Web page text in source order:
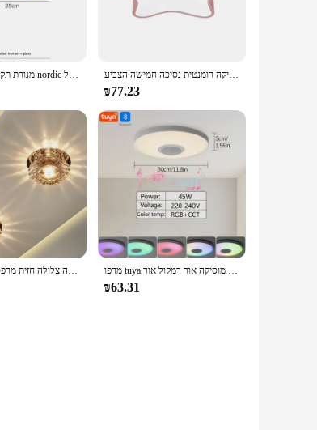
that meets the needs of both residential and
מנורת תקרה זכוכית וינטג nordic הוביל g9 מנורות קיר למרפסת כניסה אור ארון ארון כניסה אור מזדרון מנורת מקרונים מעטבל אורות ילדים חדר ילדה חדר שינה מחקר מנורת חדר שינה חמה רומנטיקה רומנטית נסיכה חמישה הצביע
₪77.23
Aisle flush הוביל תקרה מנורת סלון קריסטל מסדרון אורות הוביל תקרה צלולה חזית מרפסת מרפו tuya חכם אפליקציה תקרה אור הוביל מוסיקה אור רמקול אור dimmer שליטה מרחוק Bluet' wifi 220v חדר שינה עיצוב הבית
₪63.31